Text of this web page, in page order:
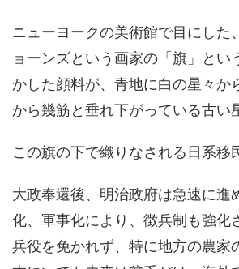
ニューヨークの美術館で目にした
ョーンズという画家の「旗」とい
かした顔料が、青地に白の星々か
から幾筋と垂れ下がっている古い
この旗の下で織りなされる日系移
大政奉還後、明治政府は急速に進
化、軍事化により、徴兵制も強化
兵役を免かれず、特に地方の農家